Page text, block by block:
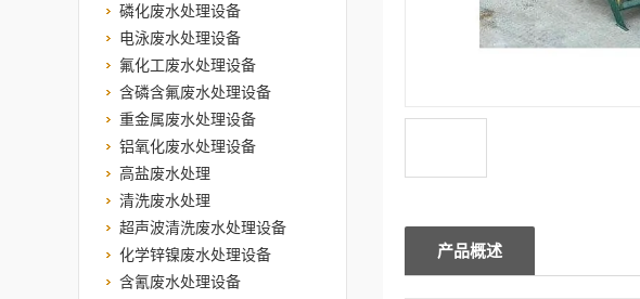
磷化废水处理设备
电泳废水处理设备
氟化工废水处理设备
含磷含氟废水处理设备
重金属废水处理设备
铝氧化废水处理设备
高盐废水处理
清洗废水处理
超声波清洗废水处理设备
化学锌镍废水处理设备
含氰废水处理设备
产品概述